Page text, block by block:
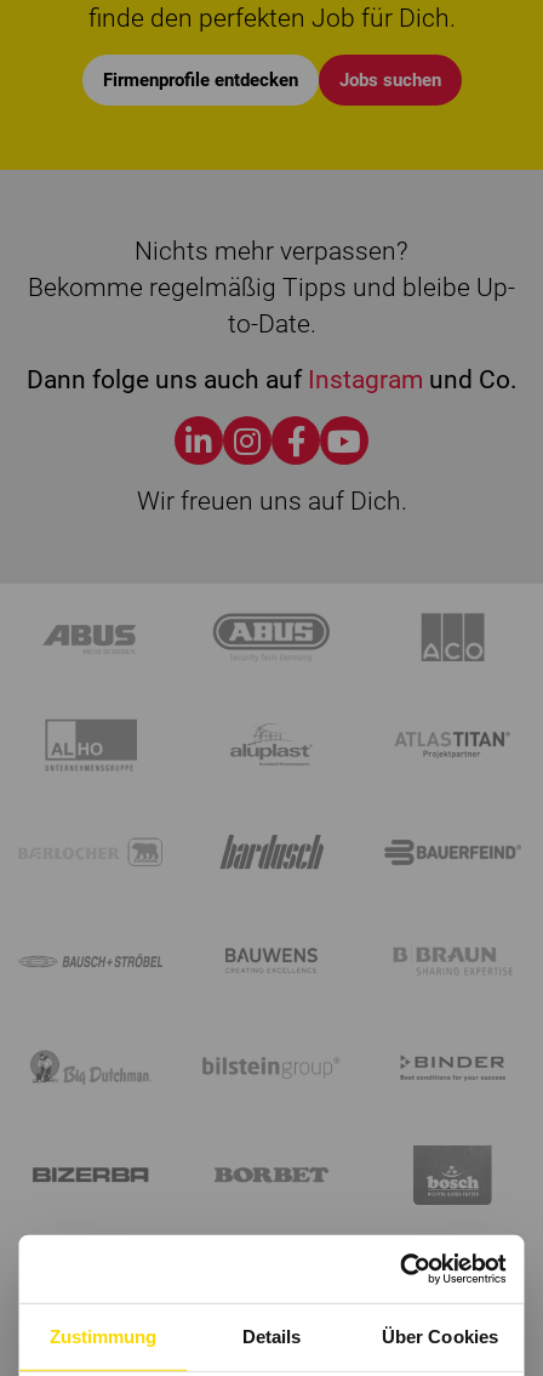
Zustimmung Details Über Cookies
finde den perfekten Job für Dich.
Firmenprofile entdecken Jobs suchen
Nichts mehr verpassen?
Bekomme regelmäßig Tipps und bleibe Up-
to-Date.
Dann folge uns auch auf Instagram und Co.
Wir freuen uns auf Dich.